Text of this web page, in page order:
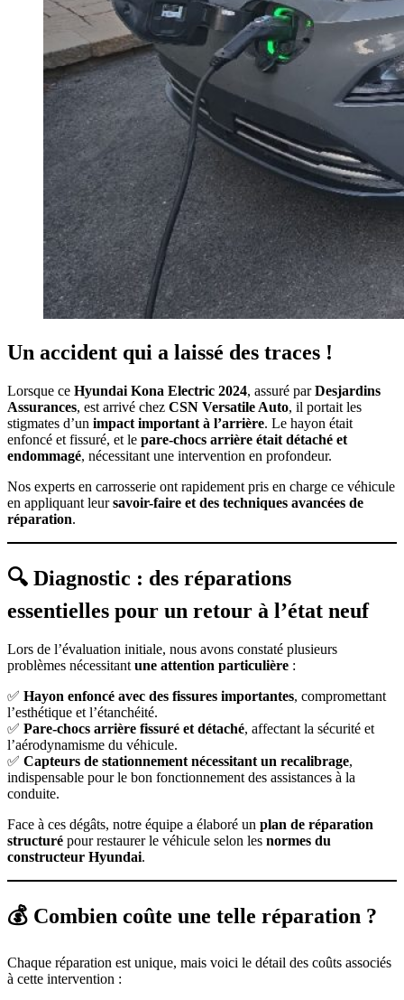
Un accident qui a laissé des traces !
Lorsque ce Hyundai Kona Electric 2024, assuré parDesjardins
Assurances, est arrivé chez CSN Versatile Auto, il portait les
stigmates d’un impact important à l’arrière. Le hayon était
enfoncé et fissuré, et le pare-chocs arrière était détaché et
endommagé, nécessitant une intervention en profondeur.
Nos experts en carrosserie ont rapidement pris en charge ce véhicule
en appliquant leursavoir-faire et des techniques avancées de
réparation.
🔍 Diagnostic : des réparations
essentielles pour un retour à l’état neuf
Lors de l’évaluation initiale, nous avons constaté plusieurs
problèmes nécessitant une attention particulière :
✅ Hayon enfoncé avec des fissures importantes, compromettant
l’esthétique et l’étanchéité.
✅ Pare-chocs arrière fissuré et détaché, affectant la sécurité et
l’aérodynamisme du véhicule.
✅ Capteurs de stationnement nécessitant un recalibrage,
indispensable pour le bon fonctionnement des assistances à la
conduite.
Face à ces dégâts, notre équipe a élaboré un plan de réparation
structuré pour restaurer le véhicule selon les normes du
constructeur Hyundai.
💰 Combien coûte une telle réparation ?
Chaque réparation est unique, mais voici le détail des coûts associés
à cette intervention :